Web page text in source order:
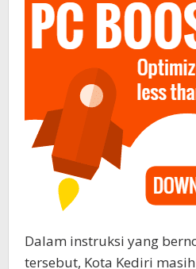
Dalam instruksi yang
tersebut, Kota Kediri